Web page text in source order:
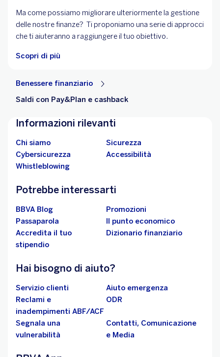
Ma come possiamo migliorare ulteriormente la gestione
delle nostre finanze? Ti proponiamo una serie di approcci
che ti aiuteranno a raggiungere il tuo obiettivo.
Scopri di più
Benessere finanziario
Saldi con Pay&Plan e cashback
Informazioni rilevanti
Chi siamo
Sicurezza
Cybersicurezza
Accessibilità
Whistleblowing
Potrebbe interessarti
BBVA Blog
Promozioni
Passaparola
Il punto economico
Accredita il tuo
stipendio
Dizionario finanziario
Hai bisogno di aiuto?
Servizio clienti
Aiuto emergenza
Reclami e
inadempimenti ABF/ACF
ODR
Segnala una
vulnerabilità
Contatti, Comunicazione
e Media